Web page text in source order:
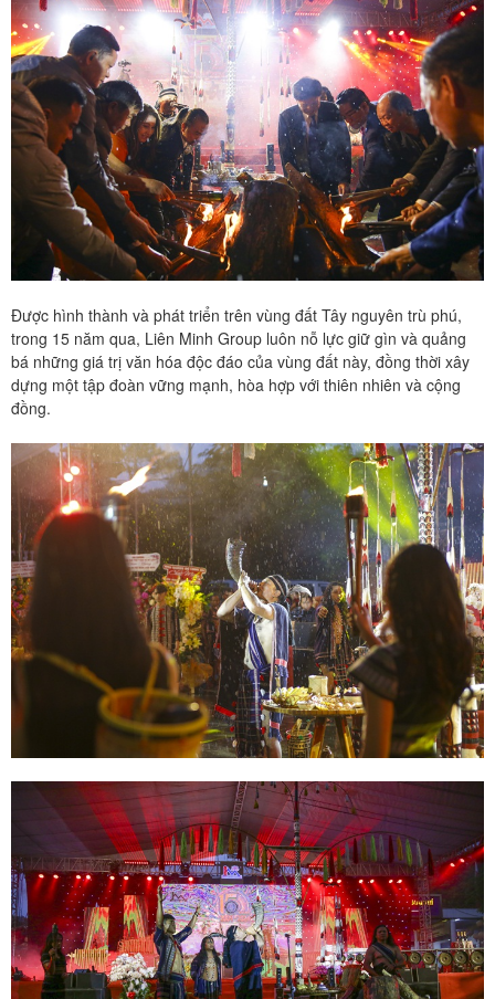
Được hình thành và phát triển trên vùng đất Tây nguyên trù phú,
trong 15 năm qua, Liên Minh Group luôn nỗ lực giữ gìn và quảng
bá những giá trị văn hóa độc đáo của vùng đất này, đồng thời xây
dựng một tập đoàn vững mạnh, hòa hợp với thiên nhiên và cộng
đồng.